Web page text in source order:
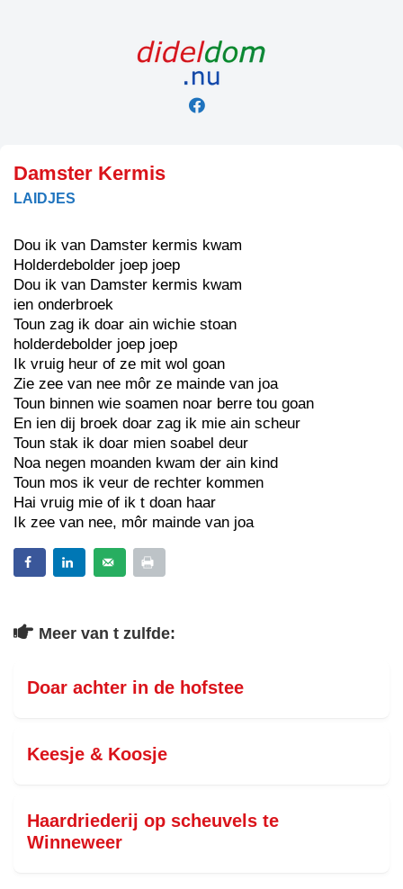
Damster Kermis
LAIDJES
Dou ik van Damster kermis kwam
Holderdebolder joep joep
Dou ik van Damster kermis kwam
ien onderbroek
Toun zag ik doar ain wichie stoan
holderdebolder joep joep
Ik vruig heur of ze mit wol goan
Zie zee van nee môr ze mainde van joa
Toun binnen wie soamen noar berre tou goan
En ien dij broek doar zag ik mie ain scheur
Toun stak ik doar mien soabel deur
Noa negen moanden kwam der ain kind
Toun mos ik veur de rechter kommen
Hai vruig mie of ik t doan haar
Ik zee van nee, môr mainde van joa
Meer van t zulfde:
Doar achter in de hofstee
Keesje & Koosje
Haardriederij op scheuvels te
Winneweer